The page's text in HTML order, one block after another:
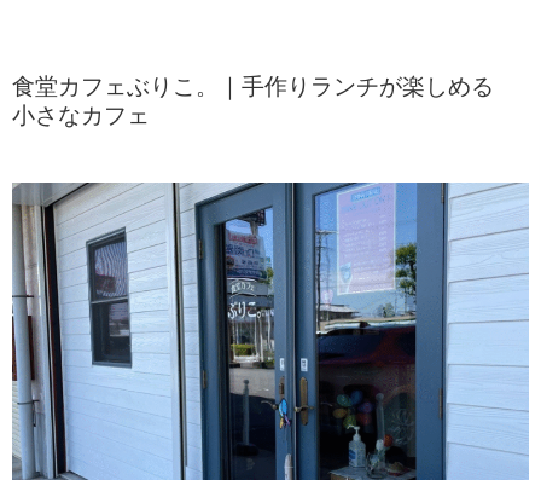
食堂カフェぶりこ。｜手作りランチが楽しめる
小さなカフェ